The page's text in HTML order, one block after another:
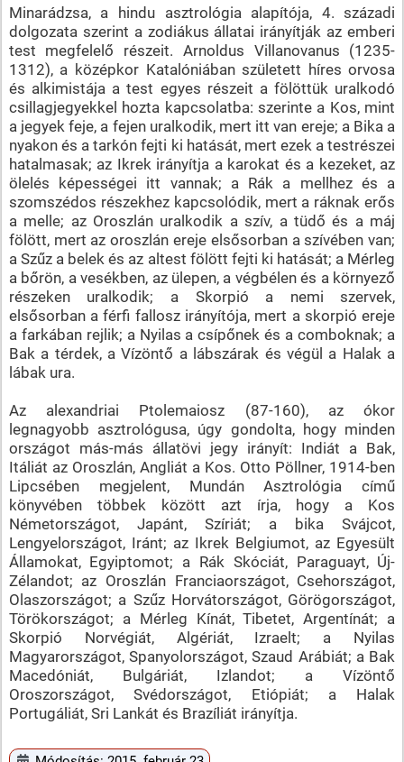
Minarádzsa, a hindu asztrológia alapítója, 4. századi
dolgozata szerint a zodiákus állatai irányítják az emberi
test megfelelő részeit. Arnoldus Villanovanus (1235-
1312), a középkor Katalóniában született híres orvosa
és alkimistája a test egyes részeit a fölöttük uralkodó
csillagjegyekkel hozta kapcsolatba: szerinte a Kos, mint
a jegyek feje, a fejen uralkodik, mert itt van ereje; a Bika a
nyakon és a tarkón fejti ki hatását, mert ezek a testrészei
hatalmasak; az Ikrek irányítja a karokat és a kezeket, az
ölelés képességei itt vannak; a Rák a mellhez és a
szomszédos részekhez kapcsolódik, mert a ráknak erős
a melle; az Oroszlán uralkodik a szív, a tüdő és a máj
fölött, mert az oroszlán ereje elsősorban a szívében van;
a Szűz a belek és az altest fölött fejti ki hatását; a Mérleg
a bőrön, a vesékben, az ülepen, a végbélen és a környező
részeken uralkodik; a Skorpió a nemi szervek,
elsősorban a férfi fallosz irányítója, mert a skorpió ereje
a farkában rejlik; a Nyilas a csípőnek és a comboknak; a
Bak a térdek, a Vízöntő a lábszárak és végül a Halak a
lábak ura.
Az alexandriai Ptolemaiosz (87-160), az ókor
legnagyobb asztrológusa, úgy gondolta, hogy minden
országot más-más állatövi jegy irányít: Indiát a Bak,
Itáliát az Oroszlán, Angliát a Kos. Otto Pöllner, 1914-ben
Lipcsében megjelent, Mundán Asztrológia című
könyvében többek között azt írja, hogy a Kos
Németországot, Japánt, Szíriát; a bika Svájcot,
Lengyelországot, Iránt; az Ikrek Belgiumot, az Egyesült
Államokat, Egyiptomot; a Rák Skóciát, Paraguayt, Új-
Zélandot; az Oroszlán Franciaországot, Csehországot,
Olaszországot; a Szűz Horvátországot, Görögországot,
Törökországot; a Mérleg Kínát, Tibetet, Argentínát; a
Skorpió Norvégiát, Algériát, Izraelt; a Nyilas
Magyarországot, Spanyolországot, Szaud Arábiát; a Bak
Macedóniát, Bulgáriát, Izlandot; a Vízöntő
Oroszországot, Svédországot, Etiópiát; a Halak
Portugáliát, Sri Lankát és Brazíliát irányítja.